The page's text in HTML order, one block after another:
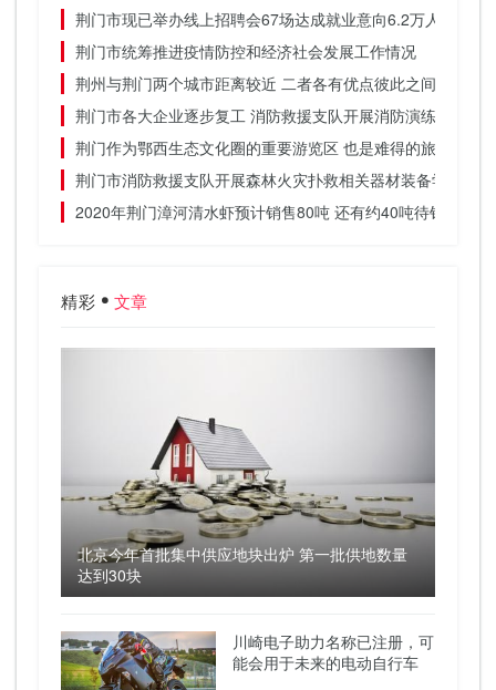
荆门市现已举办线上招聘会67场达成就业意向6.2万人
荆门市统筹推进疫情防控和经济社会发展工作情况
荆州与荆门两个城市距离较近 二者各有优点彼此之间差别不
荆门市各大企业逐步复工 消防救援支队开展消防演练
荆门作为鄂西生态文化圈的重要游览区 也是难得的旅游胜地
荆门市消防救援支队开展森林火灾扑救相关器材装备学习
2020年荆门漳河清水虾预计销售80吨 还有约40吨待销
精彩 文章
北京今年首批集中供应地块出炉 第一批供地数量
达到30块
川崎电子助力名称已注册，可
能会用于未来的电动自行车